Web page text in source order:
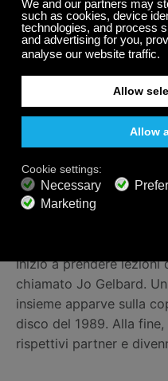
Oltre la
Davis
Miles non iniziò a
quando era sulla
inattività musicale
creare arte. La moglie,
portò quaderni e matite
una struttura di
passione per l’arte che
Iniziò a prendere lezioni
chiamato Jo Gelbard.
insieme apparve sulla
disco del 1989. Alla
rispettivi partner e